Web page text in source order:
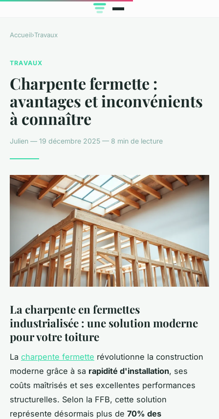
Accueil›Travaux
TRAVAUX
Charpente fermette :
avantages et inconvénients
à connaître
Julien — 19 décembre 2025 — 8 min de lecture
La charpente en fermettes
industrialisée : une solution moderne
pour votre toiture
La charpente fermette révolutionne la construction
moderne grâce à sa rapidité d'installation, ses
coûts maîtrisés et ses excellentes performances
structurelles. Selon la FFB, cette solution
représente désormais plus de 70% des